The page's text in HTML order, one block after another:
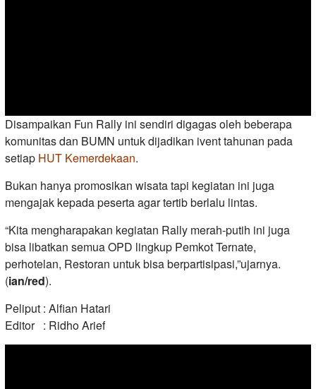
Disampaikan Fun Rally ini sendiri digagas oleh beberapa
komunitas dan BUMN untuk dijadikan ivent tahunan pada
setiap HUT Kemerdekaan.
Bukan hanya promosikan wisata tapi kegiatan ini juga
mengajak kepada peserta agar tertib berlalu lintas.
“Kita mengharapakan kegiatan Rally merah-putih ini juga
bisa libatkan semua OPD lingkup Pemkot Ternate,
perhotelan, Restoran untuk bisa berpartisipasi,”ujarnya.
(ian/red).
Peliput : Alfian Hatari
Editor : Ridho Arief